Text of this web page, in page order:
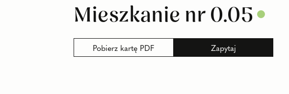
Mieszkanie nr 0.05
Pobierz kartęPDF Zapytaj